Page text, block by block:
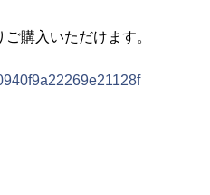
購入いただけます。